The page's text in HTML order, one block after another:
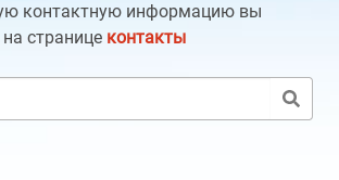
контактную информацию вы
странице контакты